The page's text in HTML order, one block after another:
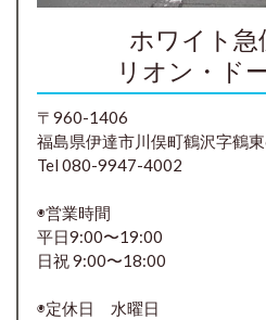
ホワイト
リオン・ド
〒960-1406
福島県伊達市川俣町鶴沢字鶴
Tel 080-9947-4002
◉営業時間
平日9:00〜19:00
日祝 9:00〜18:00
◉定休日 水曜日